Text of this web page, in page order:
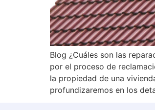
Blog ¿Cuáles son las
por el proceso de
la propiedad de una
profundizaremos en los